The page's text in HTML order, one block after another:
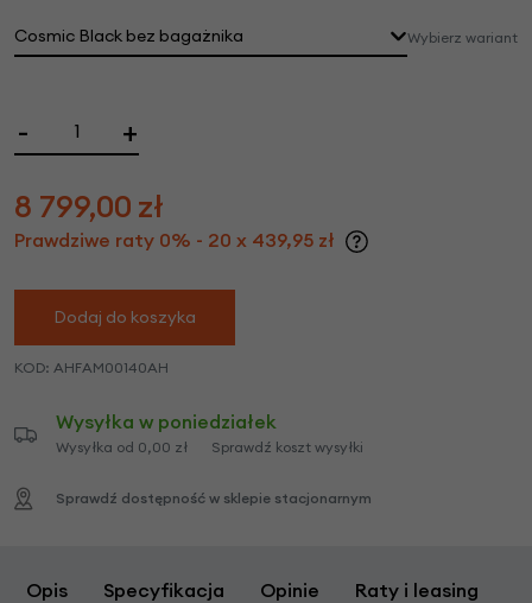
Cosmic Black bez bagażnika Wybierz wariant
- +
8 799,00 zł
Prawdziwe raty 0% - 20 x 439,95 zł
Dodaj do koszyka
KOD: AHFAM00140AH
Wysyłka w poniedziałek
Wysyłka od 0,00 zł Sprawdź koszt wysyłki
Sprawdź dostępność w sklepie stacjonarnym
Opis Specyfikacja Opinie Raty i leasing